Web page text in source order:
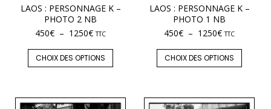
LAOS : PERSONNAGE K –
PHOTO 2 NB
450€ – 1250€ TTC
CHOIX DES OPTIONS
LAOS : PERSONNAGE K –
PHOTO 1 NB
450€ – 1250€ TTC
CHOIX DES OPTIONS